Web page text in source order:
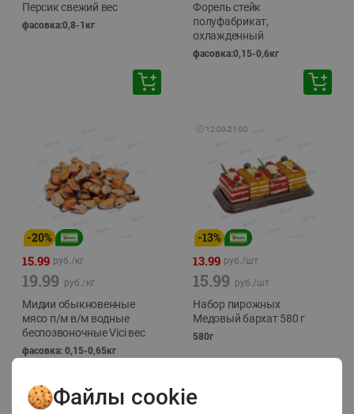
Персик свежий вес
фасовка:0,8-1кг
Форель стейк
полуфабрикат,
охлажденный
фасовка:0,15-0,6кг
-20%
15.99 руб./кг
19.99 руб./кг
Мидии обыкновенные
мясо п/м в/м водные
беспозвоночные Vici вес
фасовка: 0,15-0,65кг
🕘 12:00-21:00
-13%
13.99 руб./шт
15.99 руб./шт
Набор пирожных
Медовый бархат 580 г
580г
Файлы cookie